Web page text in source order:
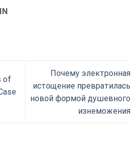
of
Почему электронная
истощение превратилась
новой формой душевного
изнеможения